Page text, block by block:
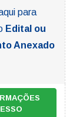
para
Edital ou
Anexado